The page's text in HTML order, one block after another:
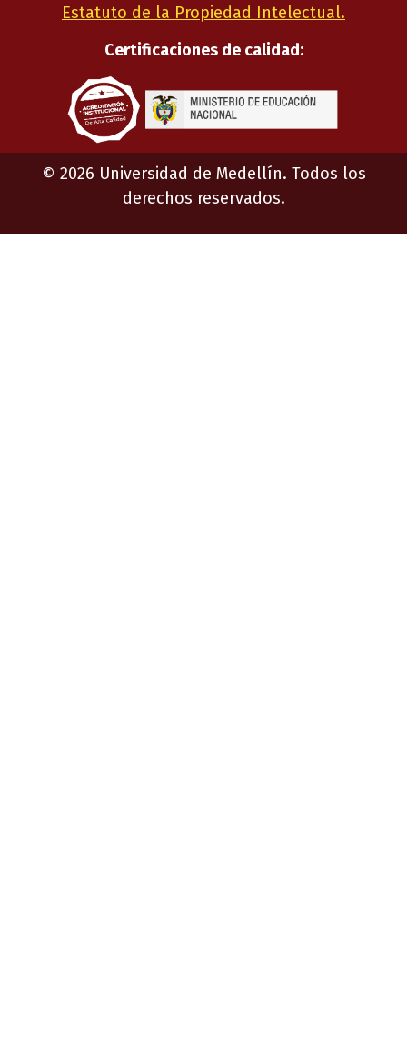
Estatuto de la Propiedad Intelectual.
Certificaciones de calidad:
© 2026 Universidad de Medellín. Todos los
derechos reservados.